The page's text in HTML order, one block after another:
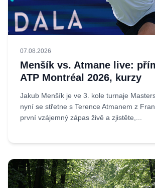
07.08.2026
Menšík vs. Atmane live:
ATP Montréal 2026, kurzy
Jakub Menšík je ve 3. kole turnaje
nyní se střetne s Terence Atmanem z
první vzájemný zápas živě a zjistěte,...